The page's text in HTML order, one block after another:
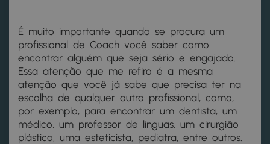
É muito importante quando se procura um
profissional de Coach você saber como
encontrar alguém que seja sério e engajado.
Essa atenção que me refiro é a mesma
atenção que você já sabe que precisa ter na
escolha de qualquer outro profissional, como,
por exemplo, para encontrar um dentista, um
médico, um professor de línguas, um cirurgião
plástico, uma esteticista, pediatra, entre outros.